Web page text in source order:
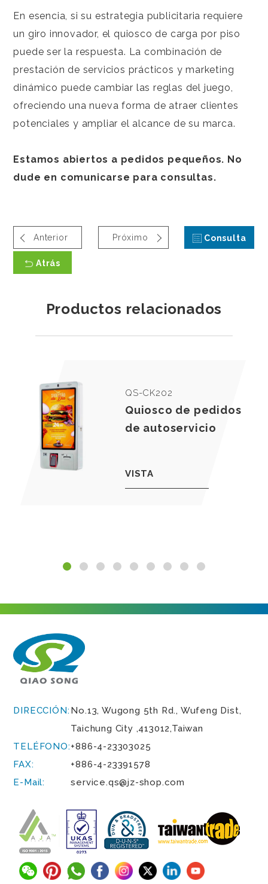
En esencia, si su estrategia publicitaria requiere
un giro innovador, el quiosco de carga por piso
puede ser la respuesta. La combinación de
prestación de servicios prácticos y marketing
dinámico puede cambiar las reglas del juego,
ofreciendo una nueva forma de atraer clientes
potenciales y ampliar el alcance de su marca.
Estamos abiertos a pedidos pequeños. No
dude en comunicarse para consultas.
Anterior Próximo Consulta
Atrás
Productos relacionados
QS-CK202
Quiosco de pedidos
de autoservicio
VISTA
DIRECCIÓN: No.13, Wugong 5th Rd., Wufeng Dist,
Taichung City ,413012,Taiwan
TELÉFONO:+886-4-23303025
FAX:
+886-4-23391578
E-Mail:
service.qs@jz-shop.com